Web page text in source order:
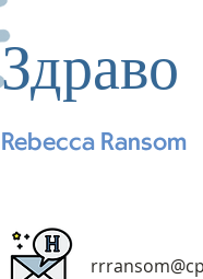
Здраво
Rebecca Ransom